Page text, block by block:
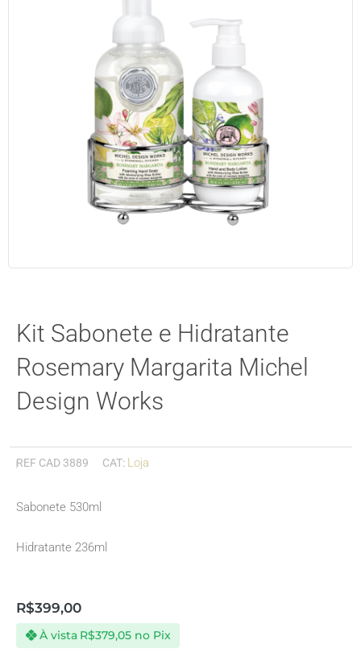
Kit Sabonete e Hidratante
Rosemary Margarita Michel
Design Works
REF CAD 3889 CAT: Loja
Sabonete 530ml
Hidratante 236ml
R$399,00
À vista R$379,05 no Pix